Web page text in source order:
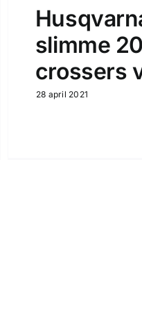
slimme
crossers
28 april 2021